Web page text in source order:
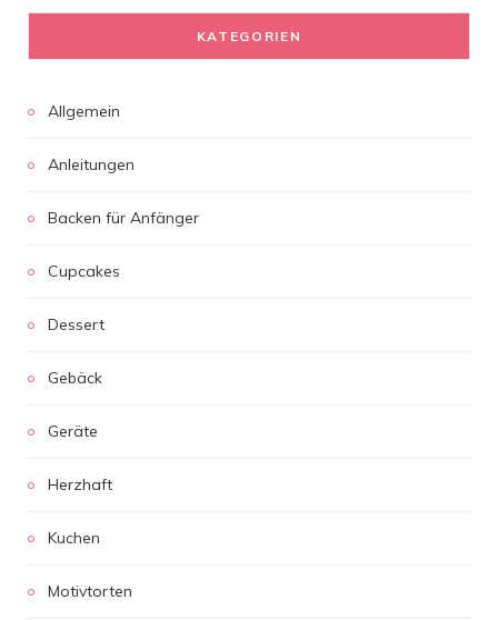
KATEGORIEN
Allgemein
Anleitungen
Backen für Anfänger
Cupcakes
Dessert
Gebäck
Geräte
Herzhaft
Kuchen
Motivtorten